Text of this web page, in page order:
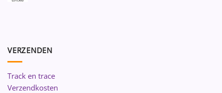
VERZENDEN
Track en trace
Verzendkosten